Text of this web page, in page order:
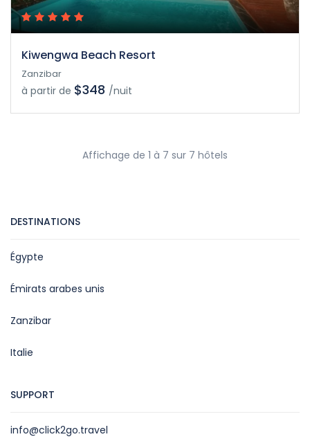
Kiwengwa Beach Resort
Zanzibar
à partir de $348 /nuit
Affichage de 1 à 7 sur 7 hôtels
DESTINATIONS
Égypte
Émirats arabes unis
Zanzibar
Italie
SUPPORT
info@click2go.travel